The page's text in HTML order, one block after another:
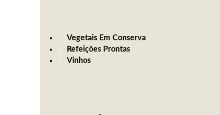
Vegetais Em Conserva
Refeições Prontas
Vinhos